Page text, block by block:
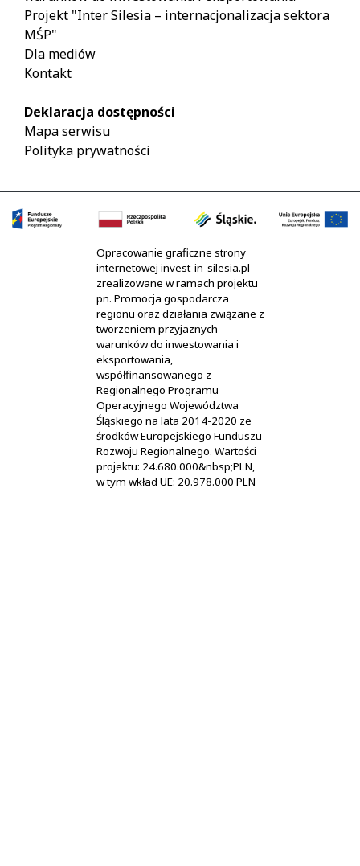
Projekt "Inter Silesia – internacjonalizacja sektora
MŚP"
Dla mediów
Kontakt
Deklaracja dostępności
Mapa serwisu
Polityka prywatności
Opracowanie graficzne strony
internetowej invest-in-silesia.pl
zrealizowane w ramach projektu
pn. Promocja gospodarcza
regionu oraz działania związane z
tworzeniem przyjaznych
warunków do inwestowania i
eksportowania,
współfinansowanego z
Regionalnego Programu
Operacyjnego Województwa
Śląskiego na lata 2014-2020 ze
środków Europejskiego Funduszu
Rozwoju Regionalnego. Wartości
projektu: 24.680.000&nbsp;PLN,
w tym wkład UE: 20.978.000 PLN